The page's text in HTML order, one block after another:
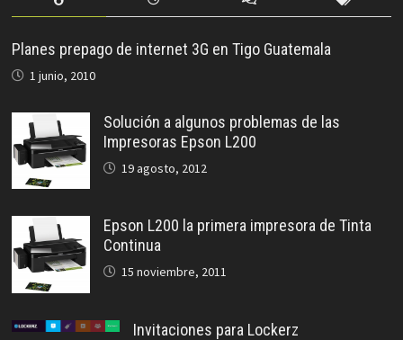
Planes prepago de internet 3G en Tigo Guatemala
1 junio, 2010
Solución a algunos problemas de las
Impresoras Epson L200
19 agosto, 2012
Epson L200 la primera impresora de Tinta
Continua
15 noviembre, 2011
Invitaciones para Lockerz